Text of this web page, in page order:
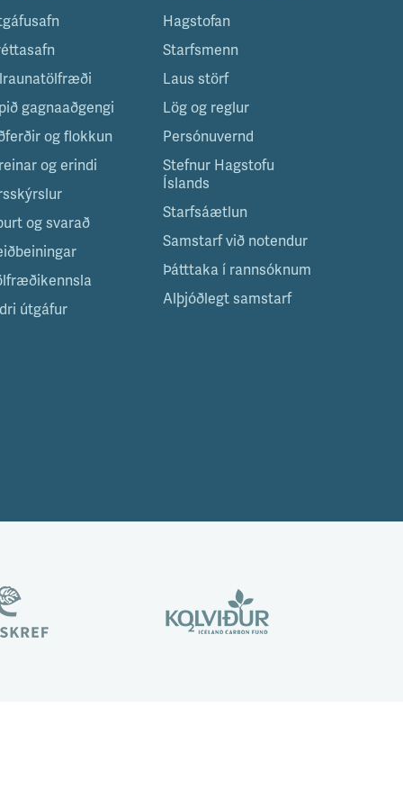
gagnaaðgengi
og flokkun
og erindi
og svarað
útgáfur
Hagstofan
Starfsmenn
Laus störf
Lög og reglur
Persónuvernd
Stefnur Hagstofu
Íslands
Starfsáætlun
Samstarf við notendur
Þátttaka í rannsóknum
Alþjóðlegt samstarf